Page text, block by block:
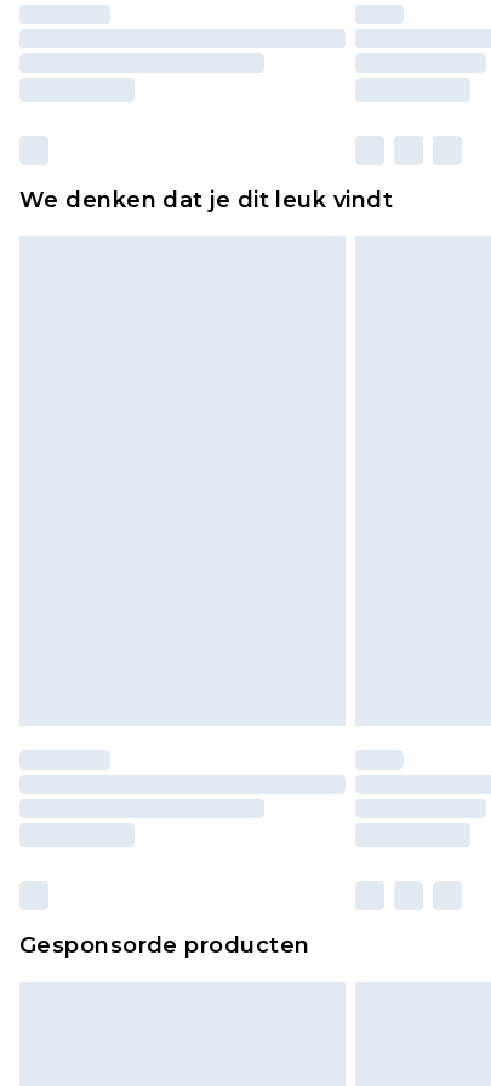
We denken dat je dit leuk vindt
Gesponsorde producten